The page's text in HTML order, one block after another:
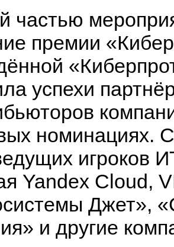
частью
премии
успехи
номинациях.
игроков
Yandex Cloud,
Джет»,
и другие